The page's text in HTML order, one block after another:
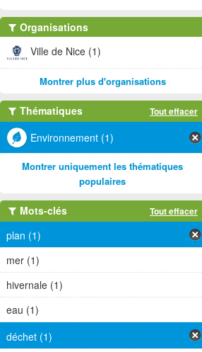
Organisations
Ville de Nice (1)
Montrer plus d'organisations
Thématiques Tout effacer
Environnement (1)
Montrer uniquement les thématiques
populaires
Mots-clés Tout effacer
plan (1)
mer (1)
hivernale (1)
eau (1)
déchet (1)